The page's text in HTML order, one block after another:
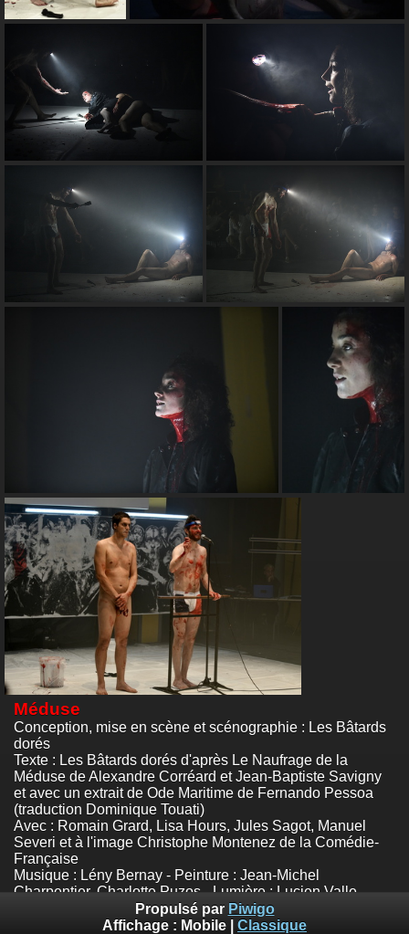
Méduse
Conception, mise en scène et scénographie : Les Bâtards
dorés
Texte : Les Bâtards dorés d'après Le Naufrage de la
Méduse de Alexandre Corréard et Jean-Baptiste Savigny
et avec un extrait de Ode Maritime de Fernando Pessoa
(traduction Dominique Touati)
Avec : Romain Grard, Lisa Hours, Jules Sagot, Manuel
Severi et à l'image Christophe Montenez de la Comédie-
Française
Musique : Lény Bernay - Peinture : Jean-Michel
Charpentier, Charlotte Puzos - Lumière : Lucien Valle
Festival d'Avignon - Gymnase du lycée Saint-Joseph
© Emile Zeizig
Propulsé par Piwigo
Affichage : Mobile Classique